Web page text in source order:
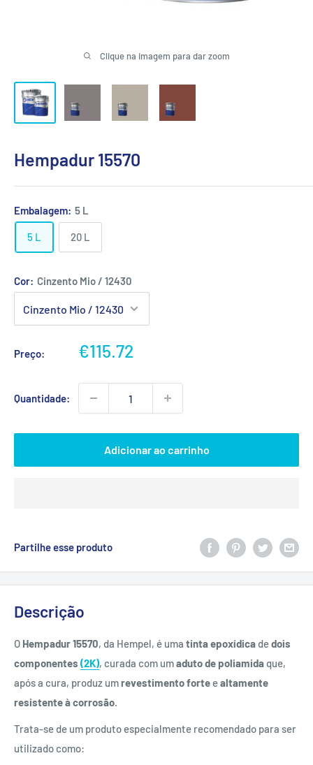
Clique na imagem para dar zoom
Hempadur 15570
Embalagem: 5 L
5 L 20 L
Cor: Cinzento Mio / 12430
Preço:
Preço
€115.72
Quantidade:
Adicionar ao carrinho
Partilhe esse produto
Descrição
O Hempadur 15570, da Hempel, é uma tinta epoxídica dedois
componentes (2K), curada com umaduto de poliamida que,
após a cura, produz umrevestimento forte ealtamente
resistente à corrosão.
Trata-se de um produto especialmente recomendado para ser
utilizado como: